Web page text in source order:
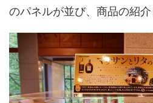
のパネルが並び、商品の紹介